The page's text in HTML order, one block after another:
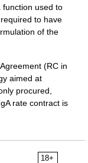
function used to
to have
of the
(RC in
aimed at
procured,
rate contract is
18+